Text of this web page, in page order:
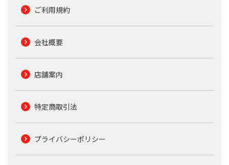
ご利用規約
会社概要
店舗案内
特定商取引法
プライバシーポリシー